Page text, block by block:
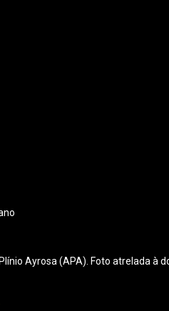
Ayrosa (APA). Foto atrelada à